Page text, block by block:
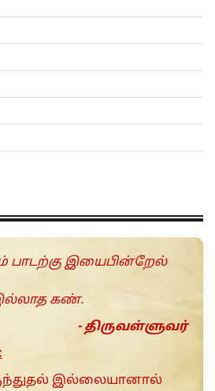
பாடற்கு இயைபின்றேல்
கண்.
- திருவள்ளுவர்
இல்லையானால்